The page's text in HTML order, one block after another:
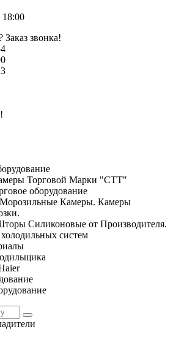
Заказ звонка!
Торговой Марки "СТТ"
оборудование
Камеры. Камеры
Силиконовые от Производителя.
систем